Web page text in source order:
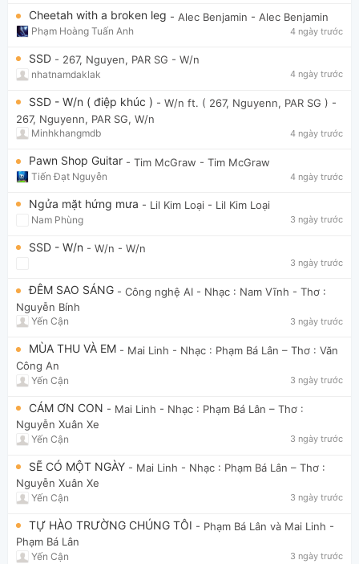
Cheetah with a broken leg - Alec Benjamin - Alec Benjamin
Phạm Hoàng Tuấn Anh 4 ngày trước
SSD - 267, Nguyen, PAR SG - W/n
nhatnamdaklak 4 ngày trước
SSD - W/n ( điệp khúc ) - W/n ft. ( 267, Nguyenn, PAR SG ) -
267, Nguyenn, PAR SG, W/n
Minhkhangmdb 4 ngày trước
Pawn Shop Guitar - Tim McGraw - Tim McGraw
Tiến Đạt Nguyễn 4 ngày trước
Ngửa mặt hứng mưa - Lil Kim Loại - Lil Kim Loại
Nam Phùng 3 ngày trước
SSD - W/n - W/n - W/n
3 ngày trước
ĐÊM SAO SÁNG - Công nghệ AI - Nhạc : Nam Vĩnh - Thơ :
Nguyễn Bính
Yến Cận 3 ngày trước
MÙA THU VÀ EM - Mai Linh - Nhạc : Phạm Bá Lân – Thơ : Văn
Công An
Yến Cận 3 ngày trước
CÁM ƠN CON - Mai Linh - Nhạc : Phạm Bá Lân – Thơ :
Nguyễn Xuân Xe
Yến Cận 3 ngày trước
SẼ CÓ MỘT NGÀY - Mai Linh - Nhạc : Phạm Bá Lân – Thơ :
Nguyễn Xuân Xe
Yến Cận 3 ngày trước
TỰ HÀO TRƯỜNG CHÚNG TÔI - Phạm Bá Lân và Mai Linh -
Phạm Bá Lân
Yến Cận 3 ngày trước